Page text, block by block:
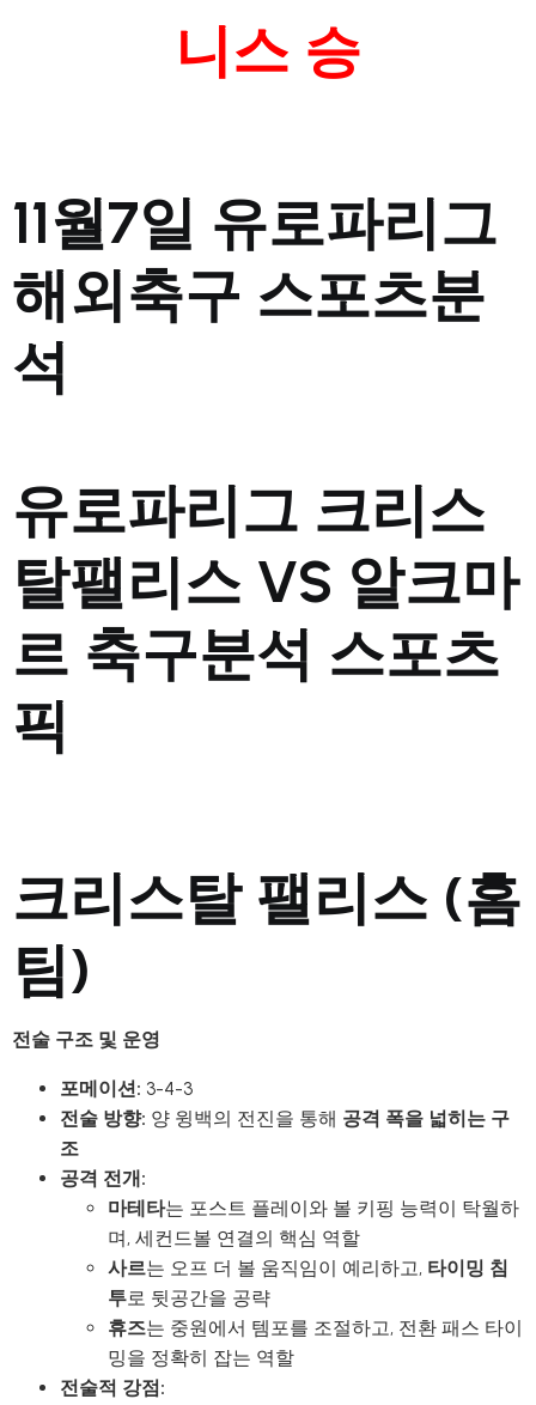
니스 승
11월7일 유로파리그
해외축구 스포츠분
석
유로파리그 크리스
탈팰리스 VS 알크마
르 축구분석 스포츠
픽
크리스탈 팰리스 (홈
팀)
전술 구조 및 운영
포메이션: 3-4-3
전술 방향: 양 윙백의 전진을 통해 공격 폭을 넓히는 구
조
공격 전개:
마테타는 포스트 플레이와 볼 키핑 능력이 탁월하
며, 세컨드볼 연결의 핵심 역할
사르는 오프 더 볼 움직임이 예리하고, 타이밍 침
투로 뒷공간을 공략
휴즈는 중원에서 템포를 조절하고, 전환 패스 타이
밍을 정확히 잡는 역할
전술적 강점: